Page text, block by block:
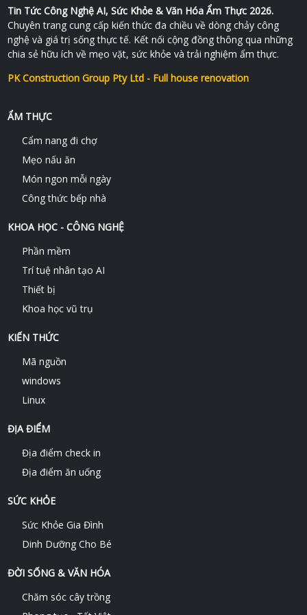
Tin Tức Công Nghệ AI, Sức Khỏe & Văn Hóa Ẩm Thực 2026.
Chuyên trang cung cấp kiến thức đa chiều về dòng chảy công
nghệ và giá trị sống thực tế. Kết nối cộng đồng thông qua những
chia sẻ hữu ích về mẹo vặt, sức khỏe và trải nghiệm ẩm thực.
PK Construction Group Pty Ltd - Full house renovation
ẨM THỰC
Cẩm nang đi chợ
Mẹo nấu ăn
Món ngon mỗi ngày
Công thức bếp nhà
KHOA HỌC - CÔNG NGHỆ
Phần mềm
Trí tuệ nhân tạo AI
Thiết bị
Khoa học vũ trụ
KIẾN THỨC
Mã nguồn
windows
Linux
ĐỊA ĐIỂM
Địa điểm check in
Địa điểm ăn uống
SỨC KHỎE
Sức Khỏe Gia Đình
Dinh Dưỡng Cho Bé
ĐỜI SỐNG & VĂN HÓA
Chăm sóc cây trồng